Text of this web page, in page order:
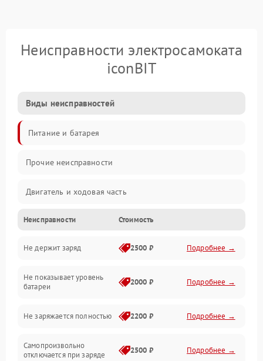
Неисправности электросамоката
iconBIT
Виды неисправностей
Питание и батарея
Прочие неисправности
Двигатель и ходовая часть
Тормоза и безопасность
Подвеска и колеса
Электроника и управление
Неисправности Стоимость
Не держит заряд 2500 ₽ Подробнее →
Не показывает уровень
батареи
2000 ₽ Подробнее →
Не заряжается полностью 2200 ₽ Подробнее →
Самопроизвольно
отключается при заряде
2500 ₽ Подробнее →